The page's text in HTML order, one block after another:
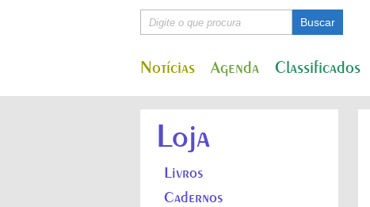
Notícias Agenda Classificados
Loja
Livros
Cadernos